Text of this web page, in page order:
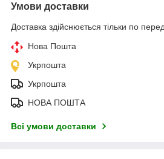
Умови доставки
Доставка здійснюється тільки по
Нова Пошта
Укрпошта
Укрпошта
НОВА ПОШТА
Всі умови доставки